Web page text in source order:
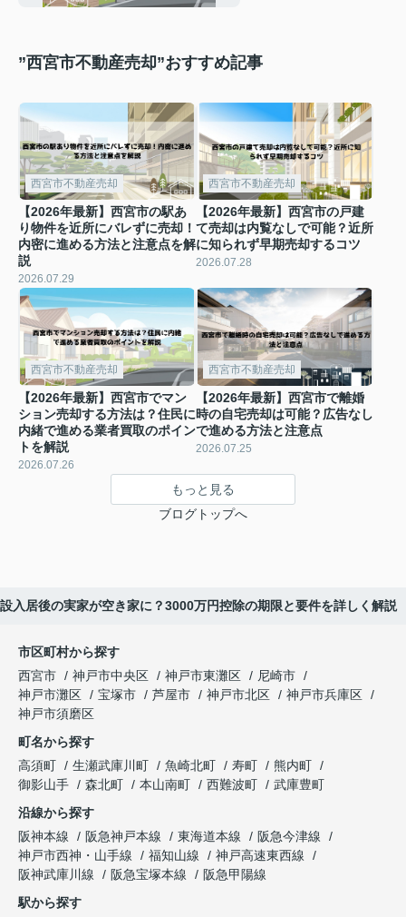
”西宮市不動産売却”おすすめ記事
西宮市不動産売却
【2026年最新】西宮市の駅あ
り物件を近所にバレずに売却！
内密に進める方法と注意点を解
説
2026.07.29
西宮市不動産売却
【2026年最新】西宮市の戸建
て売却は内覧なしで可能？近所
に知られず早期売却するコツ
2026.07.28
西宮市不動産売却
【2026年最新】西宮市でマン
ション売却する方法は？住民に
内緒で進める業者買取のポイン
トを解説
2026.07.26
西宮市不動産売却
【2026年最新】西宮市で離婚
時の自宅売却は可能？広告なし
で進める方法と注意点
2026.07.25
もっと見る
ブログトップへ
入居後の実家が空き家に？3000万円控除の期限と要件を詳しく解説
市区町村から探す
西宮市
神戸市中央区 神戸市東灘区
尼崎市
神戸市灘区
宝塚市 芦屋市 神戸市北区
神戸市兵庫区
神戸市須磨区
町名から探す
高須町
生瀬武庫川町 魚崎北町 寿町
熊内町
御影山手
森北町 本山南町 西難波町
武庫豊町
沿線から探す
阪神本線
阪急神戸本線 東海道本線
阪急今津線
神戸市西神・山手線
福知山線
神戸高速東西線
阪神武庫川線
阪急宝塚本線
阪急甲陽線
駅から探す